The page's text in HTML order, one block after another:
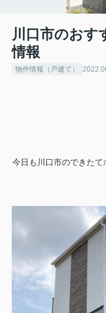
川口市のお
情報
物件情報（戸建て）
今日も川口市のできたて